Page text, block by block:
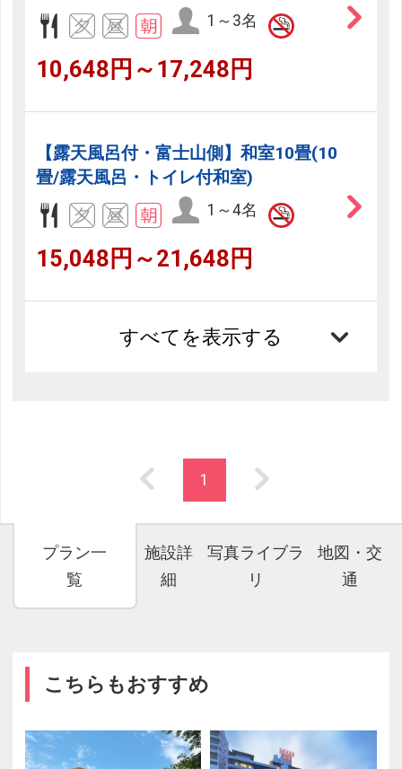
1～3名
10,648円～17,248円
【露天風呂付・富士山側】和室10畳(10
畳/露天風呂・トイレ付和室)
1～4名
15,048円～21,648円
すべてを表示する
1
プラン一
覧
施設詳
細
写真ライブラ
リ
地図・交
通
こちらもおすすめ